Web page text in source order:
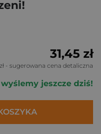
31,45 zł
- sugerowana cena detaliczna
jeszcze dziś!